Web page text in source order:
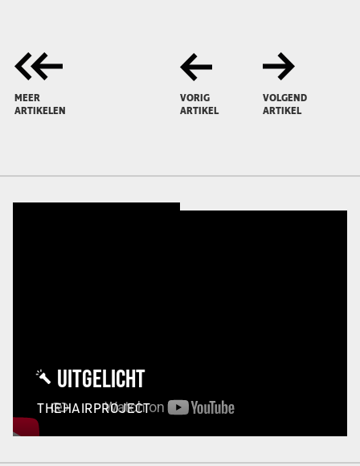
MEER
ARTIKELEN
VORIG
ARTIKEL
VOLGEND
ARTIKEL
UITGELICHT
THEHAIRPROJECT